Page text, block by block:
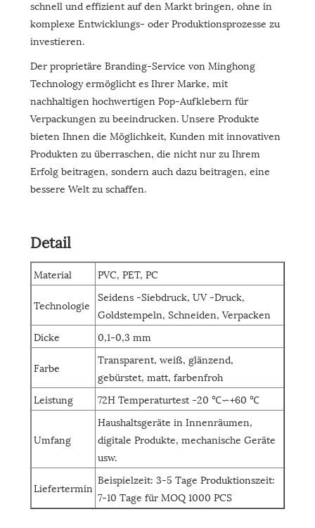
schnell und effizient auf den Markt bringen, ohne in
komplexe Entwicklungs- oder Produktionsprozesse zu
investieren.
Der proprietäre Branding-Service von Minghong
Technology ermöglicht es Ihrer Marke, mit
nachhaltigen hochwertigen Pop-Aufklebern für
Verpackungen zu beeindrucken. Unsere Produkte
bieten Ihnen die Möglichkeit, Kunden mit innovativen
Produkten zu überraschen, die nicht nur zu Ihrem
Erfolg beitragen, sondern auch dazu beitragen, eine
bessere Welt zu schaffen.
Detail
Material PVC, PET, PC
Technologie
Seidens -Siebdruck, UV -Druck,
Goldstempeln, Schneiden, Verpacken
Dicke
0,1-0,3 mm
Farbe
Transparent, weiß, glänzend,
gebürstet, matt, farbenfroh
Leistung
72H Temperaturtest -20 ℃∽+60 ℃
Umfang
Haushaltsgeräte in Innenräumen,
digitale Produkte, mechanische Geräte
usw.
Liefertermin
Beispielzeit: 3-5 Tage Produktionszeit:
7-10 Tage für MOQ 1000 PCS